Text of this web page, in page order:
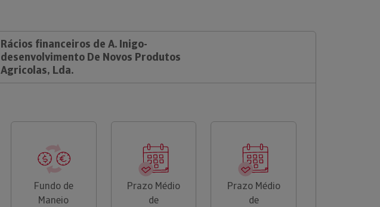
Rácios financeiros de A. Inigo-
desenvolvimento De Novos Produtos
Agricolas, Lda.
Fundo de
Maneio
Prazo Médio
de
Prazo Médio
de